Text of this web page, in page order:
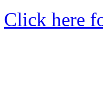
Click here